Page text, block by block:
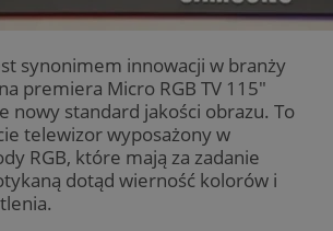
synonimem innowacji w branży
premiera Micro RGB TV 115″
nowy standard jakości obrazu. To
telewizor wyposażony w
RGB, które mają za zadanie
dotąd wierność kolorów i